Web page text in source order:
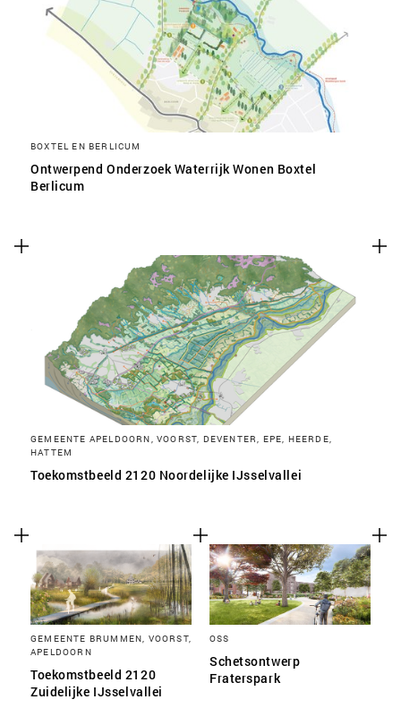
BOXTEL EN BERLICUM
Ontwerpend Onderzoek Waterrijk Wonen Boxtel
Berlicum
GEMEENTE APELDOORN, VOORST, DEVENTER, EPE, HEERDE,
HATTEM
Toekomstbeeld 2120 Noordelijke IJsselvallei
GEMEENTE BRUMMEN, VOORST,
APELDOORN
Toekomstbeeld 2120
Zuidelijke IJsselvallei
OSS
Schetsontwerp
Fraterspark
SLA VOORKEUREN OP